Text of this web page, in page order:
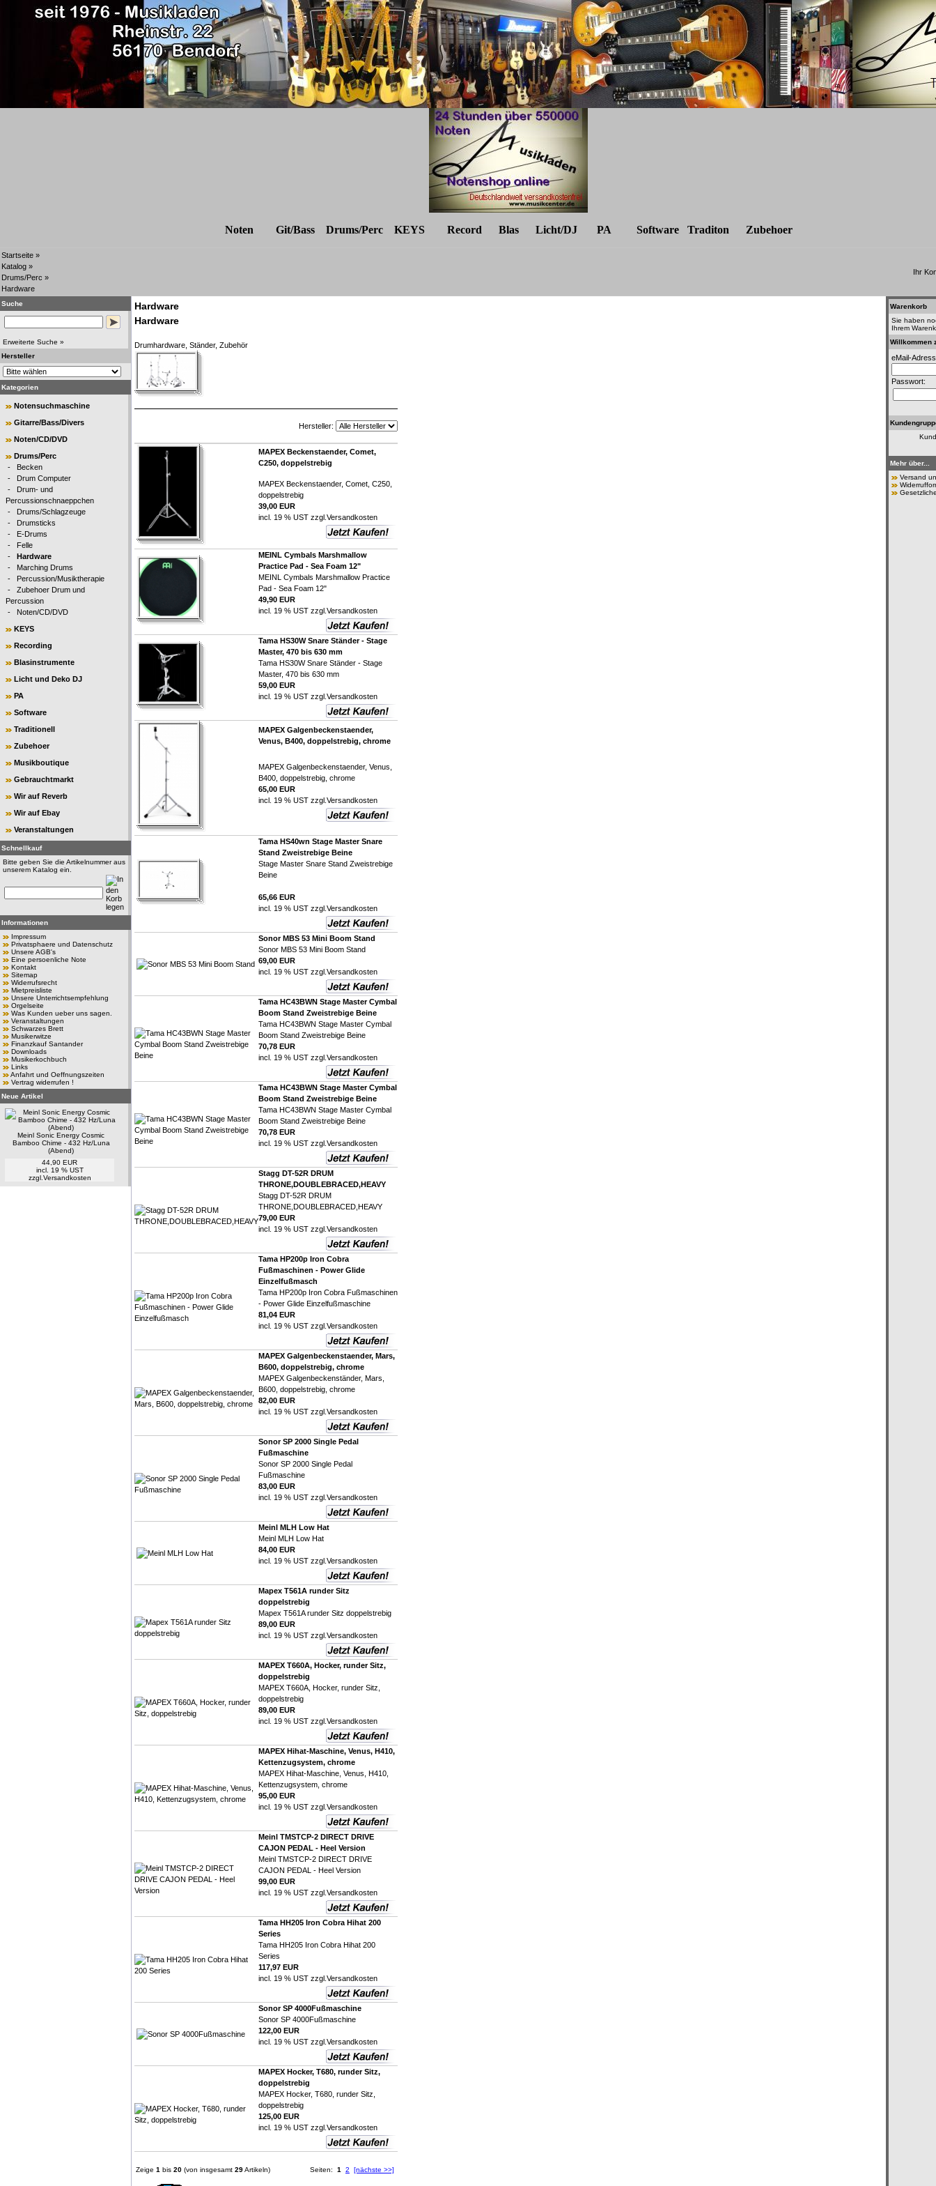
Noten Git/Bass Drums/Perc KEYS Record Blas Licht/DJ PA Software Traditon Zubehoer
Startseite »
Katalog »
Drums/Perc »
Hardware
Ihr
Suche
Erweiterte Suche »
Hersteller
Kategorien
Notensuchmaschine
Gitarre/Bass/Divers
Noten/CD/DVD
Drums/Perc
- Becken
- Drum Computer
- Drum- und
Percussionschnaeppchen
- Drums/Schlagzeuge
- Drumsticks
- E-Drums
- Felle
- Hardware
- Marching Drums
- Percussion/Musiktherapie
- Zubehoer Drum und
Percussion
- Noten/CD/DVD
KEYS
Recording
Blasinstrumente
Licht und Deko DJ
PA
Software
Traditionell
Zubehoer
Musikboutique
Gebrauchtmarkt
Wir auf Reverb
Wir auf Ebay
Veranstaltungen
Schnellkauf
Bitte geben Sie die Artikelnummer aus
unserem Katalog ein.
Informationen
Impressum
Privatsphaere und Datenschutz
Unsere AGB's
Eine persoenliche Note
Kontakt
Sitemap
Widerrufsrecht
Mietpreisliste
Unsere Unterrichtsempfehlung
Orgelseite
Was Kunden ueber uns sagen.
Veranstaltungen
Schwarzes Brett
Musikerwitze
Finanzkauf Santander
Downloads
Musikerkochbuch
Links
Anfahrt und Oeffnungszeiten
Vertrag widerrufen !
Neue Artikel
Meinl Sonic Energy Cosmic
Bamboo Chime - 432 Hz/Luna
(Abend)
44,90 EUR
incl. 19 % UST
zzgl. Versandkosten
Hardware
Hardware
Drumhardware, Ständer, Zubehör
Hersteller:
MAPEX Beckenstaender, Comet,
C250, doppelstrebig
MAPEX Beckenstaender, Comet, C250,
doppelstrebig
39,00 EUR
incl. 19 % UST zzgl. Versandkosten
MEINL Cymbals Marshmallow
Practice Pad - Sea Foam 12"
MEINL Cymbals Marshmallow Practice
Pad - Sea Foam 12"
49,90 EUR
incl. 19 % UST zzgl. Versandkosten
Tama HS30W Snare Ständer - Stage
Master, 470 bis 630 mm
Tama HS30W Snare Ständer - Stage
Master, 470 bis 630 mm
59,00 EUR
incl. 19 % UST zzgl. Versandkosten
MAPEX Galgenbeckenstaender,
Venus, B400, doppelstrebig, chrome
MAPEX Galgenbeckenstaender, Venus,
B400, doppelstrebig, chrome
65,00 EUR
incl. 19 % UST zzgl. Versandkosten
Tama HS40wn Stage Master Snare
Stand Zweistrebige Beine
Stage Master Snare Stand Zweistrebige
Beine
65,66 EUR
incl. 19 % UST zzgl. Versandkosten
Sonor MBS 53 Mini Boom Stand
Sonor MBS 53 Mini Boom Stand
69,00 EUR
incl. 19 % UST zzgl. Versandkosten
Tama HC43BWN Stage Master Cymbal
Boom Stand Zweistrebige Beine
Tama HC43BWN Stage Master Cymbal
Boom Stand Zweistrebige Beine
70,78 EUR
incl. 19 % UST zzgl. Versandkosten
Tama HC43BWN Stage Master Cymbal
Boom Stand Zweistrebige Beine
Tama HC43BWN Stage Master Cymbal
Boom Stand Zweistrebige Beine
70,78 EUR
incl. 19 % UST zzgl. Versandkosten
Stagg DT-52R DRUM
THRONE,DOUBLEBRACED,HEAVY
Stagg DT-52R DRUM
THRONE,DOUBLEBRACED,HEAVY
79,00 EUR
incl. 19 % UST zzgl. Versandkosten
Tama HP200p Iron Cobra
Fußmaschinen - Power Glide
Einzelfußmasch
Tama HP200p Iron Cobra Fußmaschinen
- Power Glide Einzelfußmaschine
81,04 EUR
incl. 19 % UST zzgl. Versandkosten
MAPEX Galgenbeckenstaender, Mars,
B600, doppelstrebig, chrome
MAPEX Galgenbeckenständer, Mars,
B600, doppelstrebig, chrome
82,00 EUR
incl. 19 % UST zzgl. Versandkosten
Sonor SP 2000 Single Pedal
Fußmaschine
Sonor SP 2000 Single Pedal
Fußmaschine
83,00 EUR
incl. 19 % UST zzgl. Versandkosten
Meinl MLH Low Hat
Meinl MLH Low Hat
84,00 EUR
incl. 19 % UST zzgl. Versandkosten
Mapex T561A runder Sitz
doppelstrebig
Mapex T561A runder Sitz doppelstrebig
89,00 EUR
incl. 19 % UST zzgl. Versandkosten
MAPEX T660A, Hocker, runder Sitz,
doppelstrebig
MAPEX T660A, Hocker, runder Sitz,
doppelstrebig
89,00 EUR
incl. 19 % UST zzgl. Versandkosten
MAPEX Hihat-Maschine, Venus, H410,
Kettenzugsystem, chrome
MAPEX Hihat-Maschine, Venus, H410,
Kettenzugsystem, chrome
95,00 EUR
incl. 19 % UST zzgl. Versandkosten
Meinl TMSTCP-2 DIRECT DRIVE
CAJON PEDAL - Heel Version
Meinl TMSTCP-2 DIRECT DRIVE
CAJON PEDAL - Heel Version
99,00 EUR
incl. 19 % UST zzgl. Versandkosten
Tama HH205 Iron Cobra Hihat 200
Series
Tama HH205 Iron Cobra Hihat 200
Series
117,97 EUR
incl. 19 % UST zzgl. Versandkosten
Sonor SP 4000Fußmaschine
Sonor SP 4000Fußmaschine
122,00 EUR
incl. 19 % UST zzgl. Versandkosten
MAPEX Hocker, T680, runder Sitz,
doppelstrebig
MAPEX Hocker, T680, runder Sitz,
doppelstrebig
125,00 EUR
incl. 19 % UST zzgl. Versandkosten
Zeige 1 bis 20 (von insgesamt 29Artikeln) Seiten: 1 2 [nächste >>]
Warenkorb
Sie haben
Ihrem
Willkommen
eMail-
Passwort:
Mehr über...
Versand